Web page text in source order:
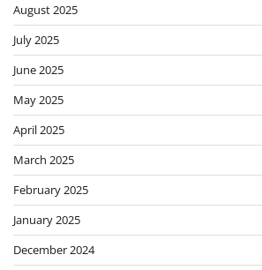
August 2025
July 2025
June 2025
May 2025
April 2025
March 2025
February 2025
January 2025
December 2024